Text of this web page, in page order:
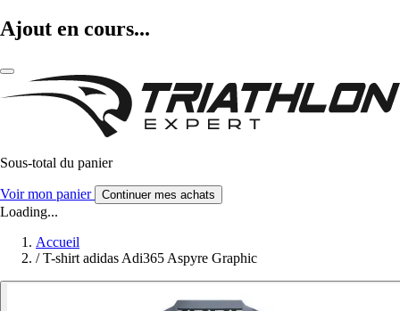
Ajout en cours...
Sous-total du panier
Voir mon panier Continuer mes achats
Loading...
Accueil
/ T-shirt adidas Adi365 Aspyre Graphic